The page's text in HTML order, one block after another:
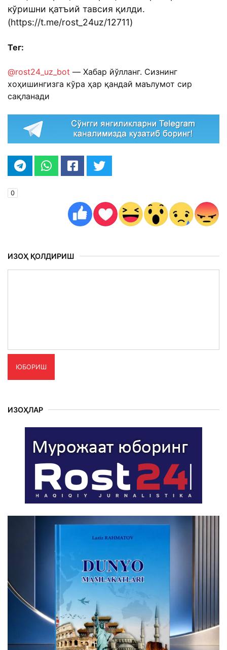
кўришни қатъий тавсия қилди.
(https://t.me/rost_24uz/12711)
Тег:
@rost24_uz_bot — Хабар йўлланг. Сизнинг
хоҳишингизга кўра ҳар қандай маълумот сир
сақланади
0
ИЗОҲ ҚОЛДИРИШ
ЮБОРИШ
ИЗОҲЛАР